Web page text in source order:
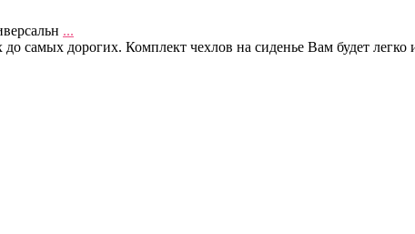
...
самых дорогих. Комплект чехлов на сиденье Вам будет